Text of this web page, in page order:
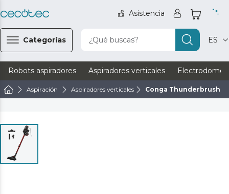
Asistencia
Categorías ¿Qué buscas? ES
Robots aspiradores Aspiradores verticales
Aspiración Aspiradores verticales Conga Thunderbrush